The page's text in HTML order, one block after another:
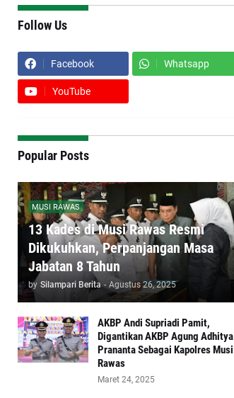
Follow Us
Facebook Whatsapp
YouTube
Popular Posts
MUSI RAWAS
13 Kades di Musi Rawas Resmi
Dikukuhkan, Perpanjangan Masa
Jabatan 8 Tahun
by Silampari Berita - Agustus 26, 2025
AKBP Andi Supriadi Pamit,
Digantikan AKBP Agung Adhitya
Prananta Sebagai Kapolres Musi
Rawas
Maret 24, 2025